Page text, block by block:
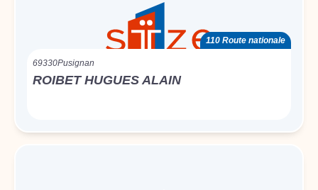
110 Route nationale
69330Pusignan
ROIBET HUGUES ALAIN